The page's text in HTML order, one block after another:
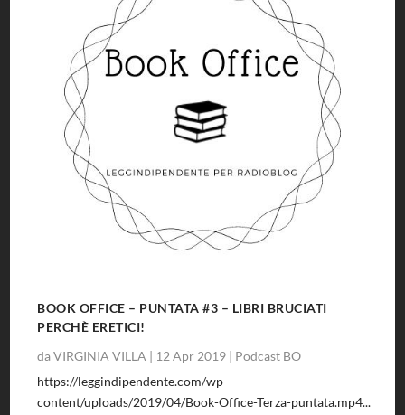
BOOK OFFICE – PUNTATA #3 – LIBRI BRUCIATI
PERCHÈ ERETICI!
daVIRGINIA VILLA 12 Apr 2019
Podcast BO
https://leggindipendente.com/wp-
content/uploads/2019/04/Book-Office-Terza-puntata.mp4...